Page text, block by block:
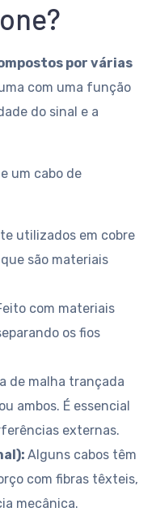
por várias
com uma função
do sinal e a
um cabo de
utilizados em cobre
são materiais
com materiais
os fios
de malha trançada
ambos. É essencial
externas.
Alguns cabos têm
com fibras têxteis,
mecânica.